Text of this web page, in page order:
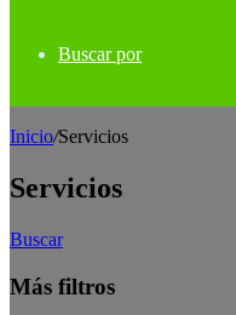
Buscar por
Inicio/Servicios
Servicios
Buscar
Más filtros